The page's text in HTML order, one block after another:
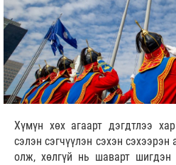
Хүмүн хөх агаарт дэгдтлээ
сэлэн сэгчүүлэн сэхэн
олж, хөлгүй нь шаварт